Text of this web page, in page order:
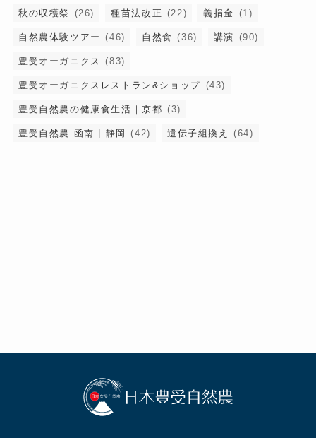
秋の収穫祭 (26) 種苗法改正 (22) 義捐金 (1)
自然農体験ツアー (46) 自然食 (36) 講演 (90)
豊受オーガニクス (83)
豊受オーガニクスレストラン&ショップ (43)
豊受自然農の健康食生活｜京都 (3)
豊受自然農 函南 | 静岡 (42) 遺伝子組換え (64)